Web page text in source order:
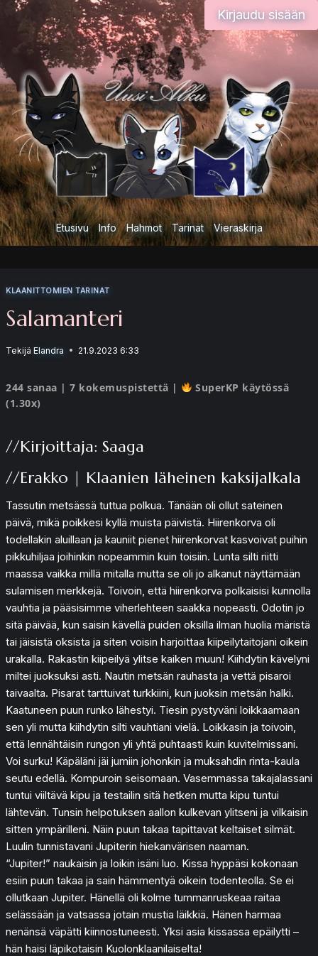
Siirry
sisältöön
Kirjaudu sisään
Etusivu Info Hahmot Tarinat Vieraskirja
KLAANITTOMIEN TARINAT
Salamanteri
Tekijä Elandra 21.9.2023 6:33
244 sanaa | 7 kokemuspistettä |
SuperKP käytössä
(1.30x)
//Kirjoittaja: Saaga
//Erakko | Klaanien läheinen kaksijalkala
Tassutin metsässä tuttua polkua. Tänään oli ollut sateinen
päivä, mikä poikkesi kyllä muista päivistä. Hiirenkorva oli
todellakin aluillaan ja kauniit pienet hiirenkorvat kasvoivat puihin
pikkuhiljaa joihinkin nopeammin kuin toisiin. Lunta silti riitti
maassa vaikka millä mitalla mutta se oli jo alkanut näyttämään
sulamisen merkkejä. Toivoin, että hiirenkorva polkaisisi kunnolla
vauhtia ja pääsisimme viherlehteen saakka nopeasti. Odotin jo
sitä päivää, kun saisin kävellä puiden oksilla ilman huolia märistä
tai jäisistä oksista ja siten voisin harjoittaa kiipeilytaitojani oikein
urakalla. Rakastin kiipeilyä ylitse kaiken muun! Kiihdytin kävelyni
miltei juoksuksi asti. Nautin metsän rauhasta ja vettä pisaroi
taivaalta. Pisarat tarttuivat turkkiini, kun juoksin metsän halki.
Kaatuneen puun runko lähestyi. Tiesin pystyväni loikkaamaan
sen yli mutta kiihdytin silti vauhtiani vielä. Loikkasin ja toivoin,
että lennähtäisin rungon yli yhtä puhtaasti kuin kuvitelmissani.
Voi surku! Käpäläni jäi jumiin johonkin ja muksahdin rinta-kaula
seutu edellä. Kompuroin seisomaan. Vasemmassa takajalassani
tuntui viiltävä kipu ja testailin sitä hetken mutta kipu tuntui
lähtevän. Tunsin helpotuksen aallon kulkevan ylitseni ja vilkaisin
sitten ympärilleni. Näin puun takaa tapittavat keltaiset silmät.
Luulin tunnistavani Jupiterin hiekanvärisen naaman.
“Jupiter!” naukaisin ja loikin isäni luo. Kissa hyppäsi kokonaan
esiin puun takaa ja sain hämmentyä oikein todenteolla. Se ei
ollutkaan Jupiter. Hänellä oli kolme tummanruskeaa raitaa
selässään ja vatsassa jotain mustia läikkiä. Hänen harmaa
nenänsä väpätti kiinnostuneesti. Yksi asia kissassa epäilytti –
hän haisi läpikotaisin Kuolonklaanilaiselta!